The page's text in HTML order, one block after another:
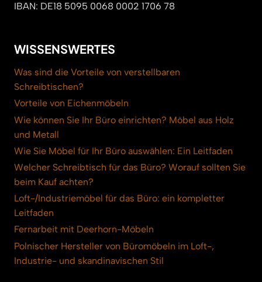
IBAN: DE18 5095 0068 0002 1706 78
WISSENSWERTES
Was sind die Vorteile von verstellbaren
Schreibtischen?
Vorteile von Eichenmöbeln
Wie können Sie Ihr Büro einrichten? Möbel aus Holz
und Metall
Wie Sie Möbel für Ihr Büro auswählen: Ein Leitfaden
Welcher Schreibtisch für das Büro? Worauf sollten Sie
beim Kauf achten?
Loft-/Industriemöbel für das Büro: ein kompletter
Leitfaden
Fernarbeit mit Deerhorn-Möbeln
Polnischer Hersteller von Büromöbeln im Loft-,
Industrie- und skandinavischen Stil